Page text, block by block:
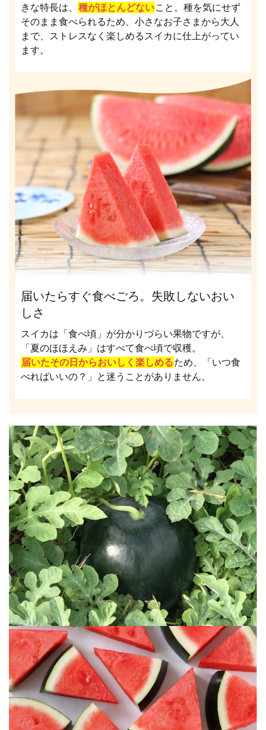
きな特長は、 種がほとんどないこと。種を気にせず
そのまま食べられるため、小さなお子さまから大人
まで、ストレスなく楽しめるスイカに仕上がってい
ます。
届いたらすぐ食べごろ。失敗しないおい
しさ
スイカは「食べ頃」が分かりづらい果物ですが、
「夏のほほえみ」はすべて食べ頃で収穫。
届いたその日からおいしく楽しめるため、「いつ食
べればいいの？」と迷うことがありません。